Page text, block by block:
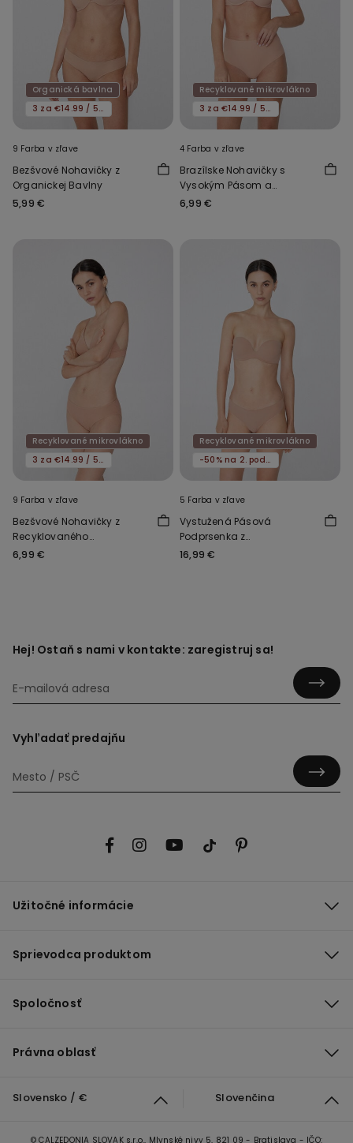
Organická bavlna
3 za €14.99 / 5 za €21.99
9 Farba v zľave
Bezšvové Nohavičky z
Organickej Bavlny
5,99 €
Recyklované mikrovlákno
3 za €14.99 / 5 za €21.99
4 Farba v zľave
Brazílske Nohavičky s
Vysokým Pásom a
Neopracovaným Okrajom z
6,99 €
Recyklované mikrovlákno
3 za €14.99 / 5 za €21.99
9 Farba v zľave
Bezšvové Nohavičky z
Recyklovaného
Mikrovlákna
6,99 €
Recyklované mikrovlákno
-50% na 2. podprsenku
5 Farba v zľave
Vystužená Pásová
Podprsenka z
Recyklovaného
16,99 €
Hej! Ostaň s nami v kontakte: zaregistruj sa!
Vyhľadať predajňu
Užitočné informácie
Sprievodca produktom
Spoločnosť
Právna oblasť
Slovensko / € Slovenčina
© CALZEDONIA SLOVAK s.r.o., Mlynské nivy 5, 821 09 - Bratislava - IČO: